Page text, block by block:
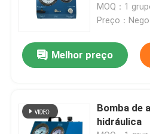
hidráulica
MOQ：1
Preço：
Melhor preço
Bomba de
hidráulica